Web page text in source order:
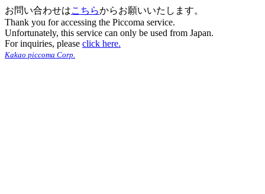
お問い合わせはこちらからお願いいたします。
Thank you for accessing the Piccoma service.
Unfortunately, this service can only be used from Japan.
For inquiries, please click here.
Kakao piccoma Corp.